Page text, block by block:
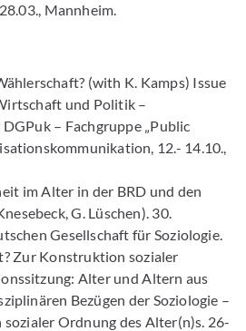
Mannheim.
(with K. Kamps) Issue
und Politik –
– Fachgruppe „Public
12.- 14.10.,
im Alter in der BRD und den
G. Lüschen). 30.
Gesellschaft für Soziologie.
Zur Konstruktion sozialer
Alter und Altern aus
Bezügen der Soziologie –
Ordnung des Alter(n)s. 26-